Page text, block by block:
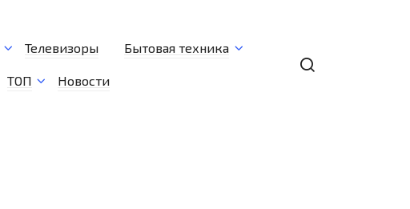
Телевизоры Бытовая техника
ТОП Новости